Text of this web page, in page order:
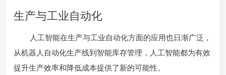
生产与工业自动化
人工智能在生产与工业自动化方面的应用也日渐广泛，
从机器人自动化生产线到智能库存管理，人工智能都为有效
提升生产效率和降低成本提供了新的可能性。